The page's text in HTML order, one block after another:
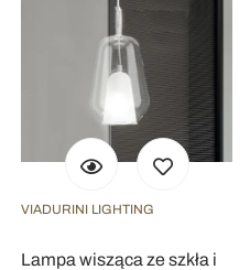
VIADURINI LIGHTING
Lampa wisząca ze szkła i